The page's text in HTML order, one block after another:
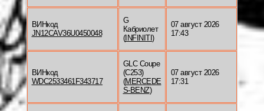
ВИНкод
JN12CAV36U0450048
G
Кабриолет
(INFINITI )
07 август 2026
17:43
ВИНкод
WDC2533461F343717
GLC Coupe
(C253)
(MERCEDE
S-BENZ)
07 август 2026
17:31